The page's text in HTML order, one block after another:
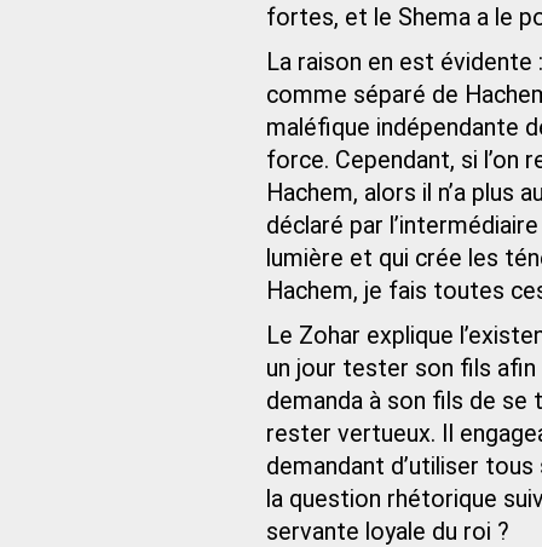
fortes, et le Shema a le
La raison en est évidente
comme séparé de
maléfique indépendante
force. Cependant, si l’on
Hachem, alors il n’a plus
déclaré par
lumière et qui crée les
Hachem, je fais toutes
Le Zohar explique
un jour tester son fils afin
demanda à son fils de se
rester vertueux. Il
demandant d’utiliser
la question rhétorique
servante loyale du roi ?